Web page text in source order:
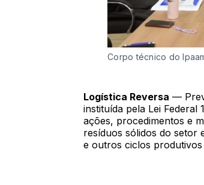
Corpo técnico do
Logística Reversa —
instituída pela Lei Federal
ações, procedimentos e
resíduos sólidos do setor
e outros ciclos